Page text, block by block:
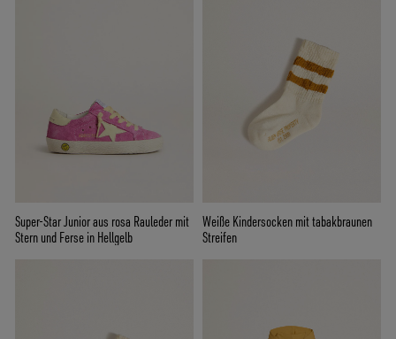
Super-Star Junior aus rosa Rauleder mit
Stern und Ferse in Hellgelb
Weiße Kindersocken mit tabakbraunen
Streifen